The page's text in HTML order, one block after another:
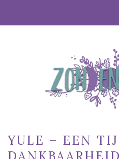
YULE – EEN